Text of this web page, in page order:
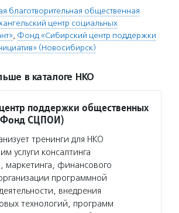
благотворительная общественная
центр социальных
, Фонд «Сибирский центр поддержки
(Новосибирск)
в каталоге НКО
поддержки общественных
СЦПОИ)
тренинги для НКО
услуги консалтинга
маркетинга, финансового
программной
внедрения
технологий, программ